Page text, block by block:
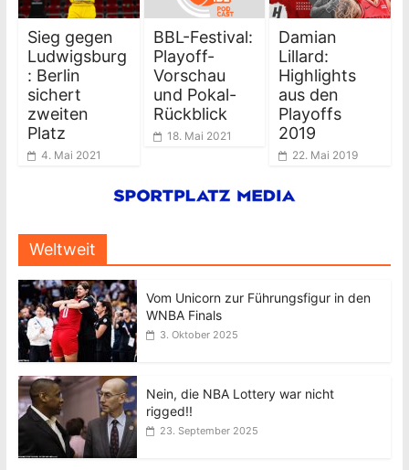
Sieg gegen
Ludwigsburg
: Berlin
sichert
zweiten
Platz
4. Mai 2021
BBL-Festival:
Playoff-
Vorschau
und Pokal-
Rückblick
18. Mai 2021
Damian
Lillard:
Highlights
aus den
Playoffs
2019
22. Mai 2019
Weltweit
Vom Unicorn zur Führungsfigur in den
WNBA Finals
3. Oktober 2025
Nein, die NBA Lottery war nicht
rigged!!
23. September 2025